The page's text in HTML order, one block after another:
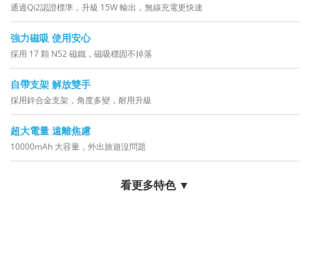
通過Qi2認證標準，升級 15W 輸出，無線充電更快速
強力磁吸 使用安心
採用 17 顆 N52 磁鐵，磁吸穩固不掉落
自帶支架 解放雙手
採用鋅合金支架，角度多變，耐用升級
超大電量 遠離焦慮
10000mAh 大容量，外出旅遊沒問題
看更多特色 ▼